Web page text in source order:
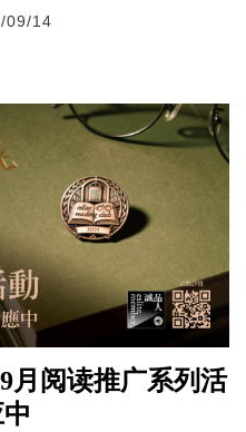
09/14
月阅读推广系列活